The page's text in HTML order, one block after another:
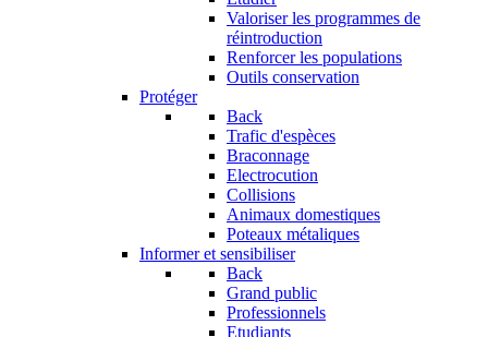
Valoriser les programmes de
réintroduction
Renforcer les populations
Outils conservation
Protéger
Back
Trafic d'espèces
Braconnage
Electrocution
Collisions
Animaux domestiques
Poteaux métaliques
Informer et sensibiliser
Back
Grand public
Professionnels
Etudiants